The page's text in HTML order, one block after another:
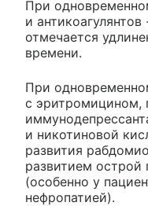
При
и
отмечается
времени.
При
с эритромицином,
и никотиновой
развития
развитием острой
(особенно у
нефропатией).